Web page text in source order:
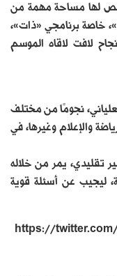
لها مساحة مهمة من
أوقات البث على قناتي «السعودية» و«SBC»، خاصة برنامجي «ذات»،
لافت لاقاه الموسم
نجومًا من مختلف
والإعلام وغيرها، في
تقليدي، يمر من خلاله
ليجيب عن أسئلة قوية
https://